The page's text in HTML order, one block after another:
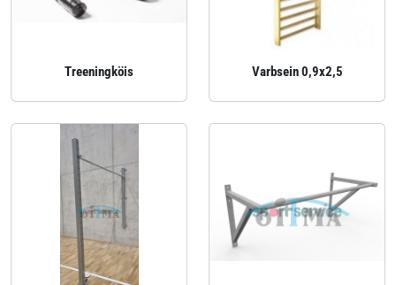
Treeningköis Varbsein 0,9x2,5